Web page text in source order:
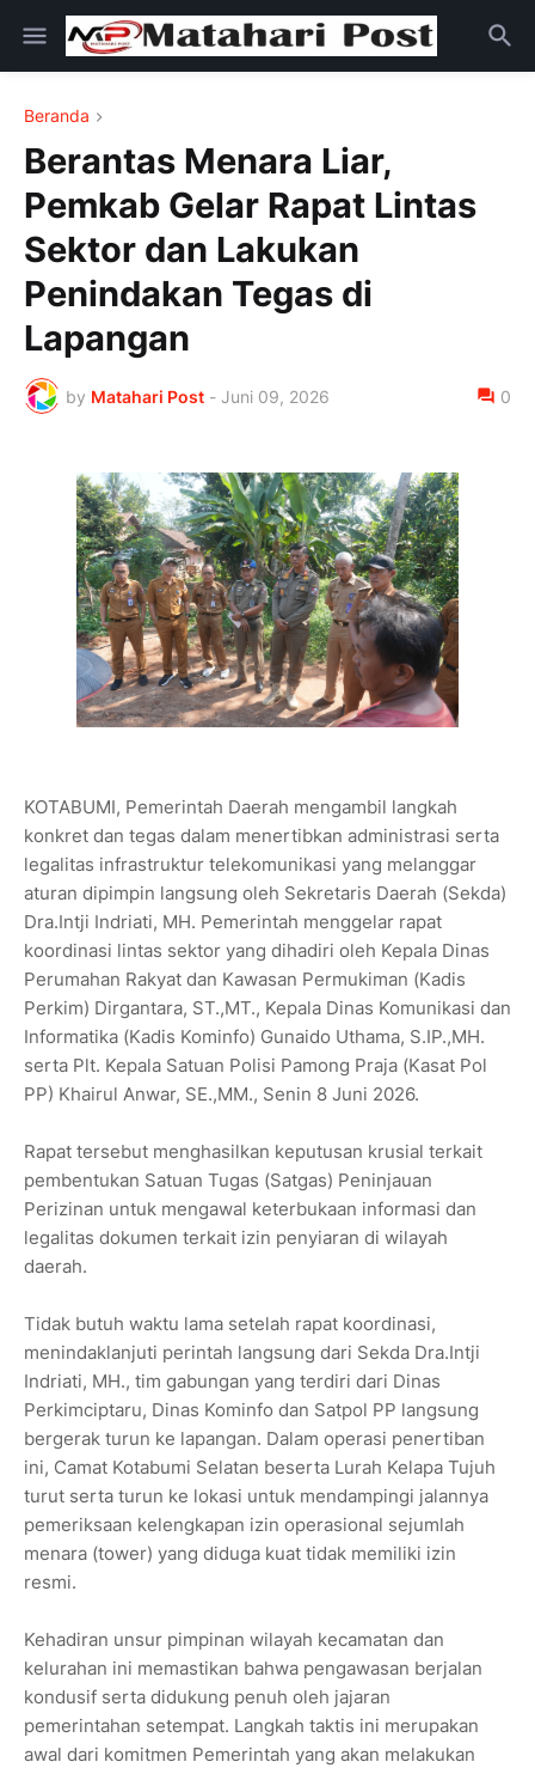
Beranda
Berantas Menara Liar,
Pemkab Gelar Rapat Lintas
Sektor dan Lakukan
Penindakan Tegas di
Lapangan
by Matahari Post - Juni 09, 2026 0
KOTABUMI, Pemerintah Daerah mengambil langkah
konkret dan tegas dalam menertibkan administrasi serta
legalitas infrastruktur telekomunikasi yang melanggar
aturan dipimpin langsung oleh Sekretaris Daerah (Sekda)
Dra.Intji Indriati, MH. Pemerintah menggelar rapat
koordinasi lintas sektor yang dihadiri oleh Kepala Dinas
Perumahan Rakyat dan Kawasan Permukiman (Kadis
Perkim) Dirgantara, ST.,MT., Kepala Dinas Komunikasi dan
Informatika (Kadis Kominfo) Gunaido Uthama, S.IP.,MH.
serta Plt. Kepala Satuan Polisi Pamong Praja (Kasat Pol
PP) Khairul Anwar, SE.,MM., Senin 8 Juni 2026.
Rapat tersebut menghasilkan keputusan krusial terkait
pembentukan Satuan Tugas (Satgas) Peninjauan
Perizinan untuk mengawal keterbukaan informasi dan
legalitas dokumen terkait izin penyiaran di wilayah
daerah.
Tidak butuh waktu lama setelah rapat koordinasi,
menindaklanjuti perintah langsung dari Sekda Dra.Intji
Indriati, MH., tim gabungan yang terdiri dari Dinas
Perkimciptaru, Dinas Kominfo dan Satpol PP langsung
bergerak turun ke lapangan. Dalam operasi penertiban
ini, Camat Kotabumi Selatan beserta Lurah Kelapa Tujuh
turut serta turun ke lokasi untuk mendampingi jalannya
pemeriksaan kelengkapan izin operasional sejumlah
menara (tower) yang diduga kuat tidak memiliki izin
resmi.
Kehadiran unsur pimpinan wilayah kecamatan dan
kelurahan ini memastikan bahwa pengawasan berjalan
kondusif serta didukung penuh oleh jajaran
pemerintahan setempat. Langkah taktis ini merupakan
awal dari komitmen Pemerintah yang akan melakukan